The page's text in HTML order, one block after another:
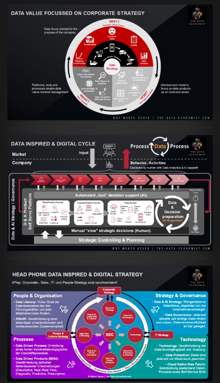
VIEW
Artikel:Prozesse und Daten müssen Hand
in Hand gehen
VIEW
Artikel:Kennst Du schon die "Head Phone
Data Driven Strategy"?
VIEW